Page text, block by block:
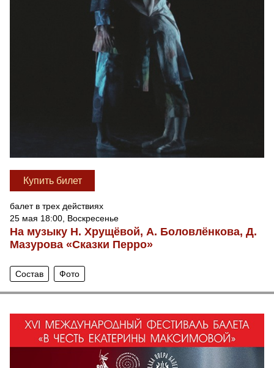
Купить билет
балет в трех действиях
25 мая 18:00, Воскресенье
На музыку Н. Хрущёвой, А. Боловлёнкова, Д.
Мазурова «Сказки Перро»
Состав Фото